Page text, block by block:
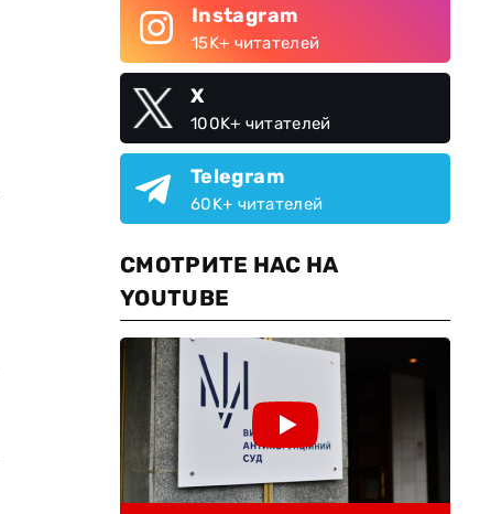
Instagram
15K+ читателей
X
100K+ читателей
Telegram
60K+ читателей
СМОТРИТЕ НАС НА
YOUTUBE